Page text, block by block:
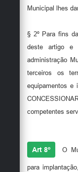
Municipal lhes
§ 2º Para fins
deste artigo e
administração
terceiros os
equipamentos e
competentes
Art 8º O
para